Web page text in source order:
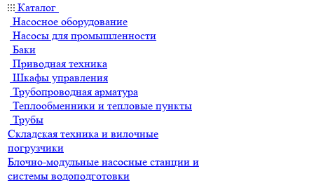
Каталог
Насосное оборудование
Насосы для промышленности
Баки
Приводная техника
Шкафы управления
Трубопроводная арматура
Теплообменники и тепловые пункты
Трубы
Складская техника и вилочные
погрузчики
Блочно-модульные насосные станции и
системы водоподготовки